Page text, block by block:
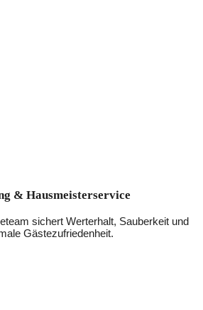
& Hausmeisterservice
sichert Werterhalt, Sauberkeit und
Gästezufriedenheit.